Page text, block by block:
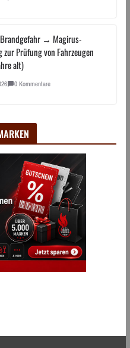
Brandgefahr → Magirus-
zur Prüfung von Fahrzeugen
alt)
0 Kommentare